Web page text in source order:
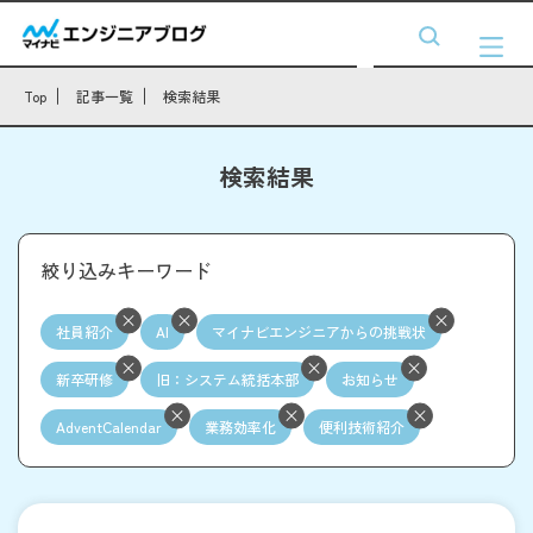
Top 記事一覧 検索結果
検索結果
絞り込みキーワード
社員紹介 AI マイナビエンジニアからの挑戦状
新卒研修 旧：システム統括本部 お知らせ
AdventCalendar 業務効率化 便利技術紹介